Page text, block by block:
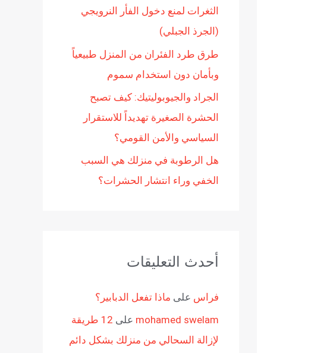
الثغرات لمنع دخول الفأر النرويجي
(الجرذ الجبلي)
طرق طرد الفئران من المنزل طبيعياً
وبأمان دون استخدام سموم
الجراد والجيوبوليتيك: كيف تصبح
الحشرة الصغيرة تهديداً للاستقرار
السياسي والأمن القومي؟
هل الرطوبة في منزلك هي السبب
الخفي وراء انتشار الحشرات؟
أحدث التعليقات
فراس على ماذا تفعل الدبابير؟
mohamed swelam على
12 طريقة
لإزالة السحالي من منزلك بشكل دائم